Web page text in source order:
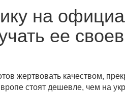
на
ее
жертвовать качеством,
стоят дешевле, чем на